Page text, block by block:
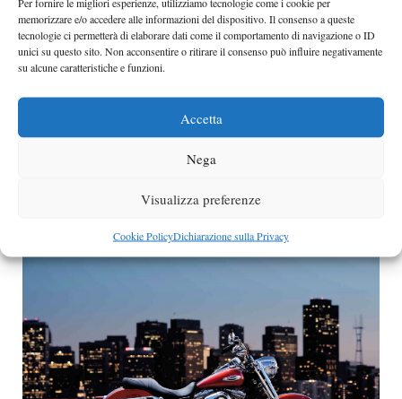
memorizzare e/o accedere alle informazioni del dispositivo. Il consenso a queste
tecnologie ci permetterà di elaborare dati come il comportamento di navigazione o ID
unici su questo sito. Non acconsentire o ritirare il consenso può influire negativamente
su alcune caratteristiche e funzioni.
Accetta
Nega
Visualizza preferenze
Cookie PolicyDichiarazione sulla Privacy
Scooter elettrico Askoll, ma ci credete che è
italiano?
I veicoli elettrici sono molto diffusi nel parco
macchine e basta andare a scoprire